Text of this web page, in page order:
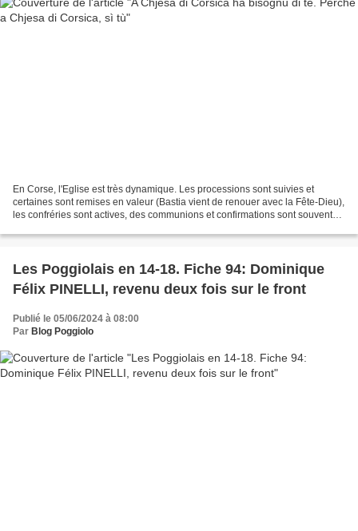
En Corse, l'Eglise est très dynamique. Les processions sont suivies et
certaines sont remises en valeur (Bastia vient de renouer avec la Fête-Dieu),
les confréries sont actives, des communions et confirmations sont souvent
Les Poggiolais en 14-18. Fiche 94: Dominique
Félix PINELLI, revenu deux fois sur le front
Publié le 05/06/2024 à 08:00
Par Blog Poggiolo